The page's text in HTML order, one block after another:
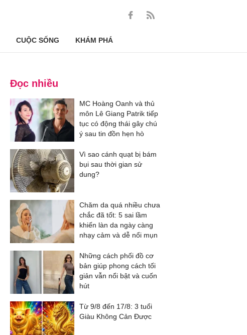
CUỘC SỐNG KHÁM PHÁ
Đọc nhiều
MC Hoàng Oanh và thủ
môn Lê Giang Patrik tiếp
tục có động thái gây chú
ý sau tin đồn hẹn hò
Vì sao cánh quạt bị bám
bụi sau thời gian sử
dung?
Chăm da quá nhiều chưa
chắc đã tốt: 5 sai lầm
khiến làn da ngày càng
nhạy cảm và dễ nổi mụn
Những cách phối đồ cơ
bản giúp phong cách tối
giản vẫn nổi bật và cuốn
hút
Từ 9/8 đến 17/8: 3 tuổi
Giàu Không Cản Được